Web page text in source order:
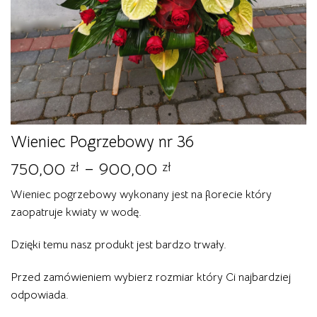
Wieniec Pogrzebowy nr 36
750,00 zł – 900,00 zł
cen:
od
do
900,00 zł
Wieniec pogrzebowy wykonany jest na florecie który
zaopatruje kwiaty w wodę.
Dzięki temu nasz produkt jest bardzo trwały.
Przed zamówieniem wybierz rozmiar który Ci najbardziej
odpowiada.